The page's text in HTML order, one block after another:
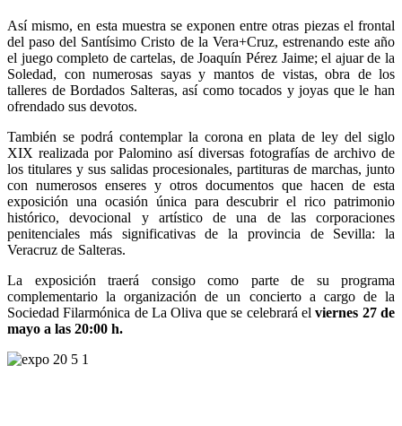
Así mismo, en esta muestra se exponen entre otras piezas el frontal
del paso del Santísimo Cristo de la Vera+Cruz, estrenando este año
el juego completo de cartelas, de Joaquín Pérez Jaime; el ajuar de la
Soledad, con numerosas sayas y mantos de vistas, obra de los
talleres de Bordados Salteras, así como tocados y joyas que le han
ofrendado sus devotos.
También se podrá contemplar la corona en plata de ley del siglo
XIX realizada por Palomino así diversas fotografías de archivo de
los titulares y sus salidas procesionales, partituras de marchas, junto
con numerosos enseres y otros documentos que hacen de esta
exposición una ocasión única para descubrir el rico patrimonio
histórico, devocional y artístico de una de las corporaciones
penitenciales más significativas de la provincia de Sevilla: la
Veracruz de Salteras.
La exposición traerá consigo como parte de su programa
complementario la organización de un concierto a cargo de la
Sociedad Filarmónica de La Oliva que se celebrará elviernes 27 de
mayo a las 20:00 h.